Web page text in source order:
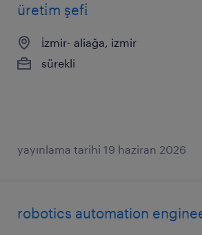
üreti̇m şefi̇
i̇zmir- aliağa, izmir
sürekli
yayınlama tarihi 19 haziran 2026
robotics automation